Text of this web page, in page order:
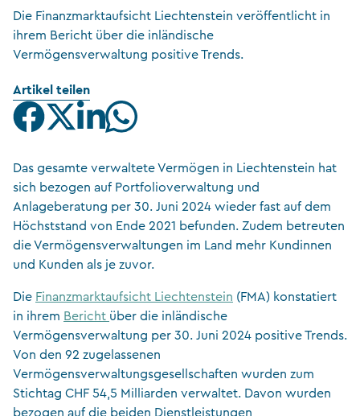
Die Finanzmarktaufsicht Liechtenstein veröffentlicht in
ihrem Bericht über die inländische
Vermögensverwaltung positive Trends.
Artikel teilen
Das gesamte verwaltete Vermögen in Liechtenstein hat
sich bezogen auf Portfolioverwaltung und
Anlageberatung per 30. Juni 2024 wieder fast auf dem
Höchststand von Ende 2021 befunden. Zudem betreuten
die Vermögensverwaltungen im Land mehr Kundinnen
und Kunden als je zuvor.
Die Finanzmarktaufsicht Liechtenstein (FMA) konstatiert
in ihrem Bericht über die inländische
Vermögensverwaltung per 30. Juni 2024 positive Trends.
Von den 92 zugelassenen
Vermögensverwaltungsgesellschaften wurden zum
Stichtag CHF 54,5 Milliarden verwaltet. Davon wurden
bezogen auf die beiden Dienstleistungen